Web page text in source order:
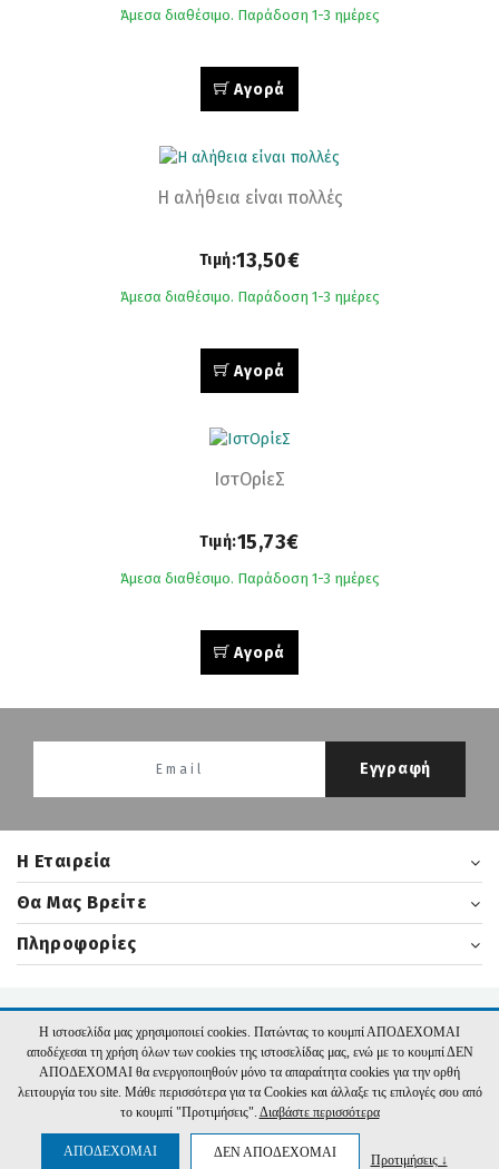
Άμεσα διαθέσιμο. Παράδοση 1-3 ημέρες
Αγορά
Η αλήθεια είναι πολλές
Τιμή:13,50€
Άμεσα διαθέσιμο. Παράδοση 1-3 ημέρες
Αγορά
ΙστΟρίεΣ
Τιμή:15,73€
Άμεσα διαθέσιμο. Παράδοση 1-3 ημέρες
Αγορά
H Εταιρεία
Εγγραφή
Θα Μας Βρείτε
Πληροφορίες
Η ιστοσελίδα μας χρησιμοποιεί cookies. Πατώντας το κουμπί ΑΠΟΔΕΧΟΜΑΙ
αποδέχεσαι τη χρήση όλων των cookies της ιστοσελίδας μας, ενώ με το κουμπί ΔΕΝ
ΑΠΟΔΕΧΟΜΑΙ θα ενεργοποιηθούν μόνο τα απαραίτητα cookies για την ορθή
λειτουργία του site. Μάθε περισσότερα για τα Cookies και άλλαξε τις επιλογές σου από
το κουμπί "Προτιμήσεις". Διαβάστε περισσότερα
ΑΠΟΔΕΧΟΜΑΙ ΔΕΝ ΑΠΟΔΕΧΟΜΑΙ Προτιμήσεις ↓